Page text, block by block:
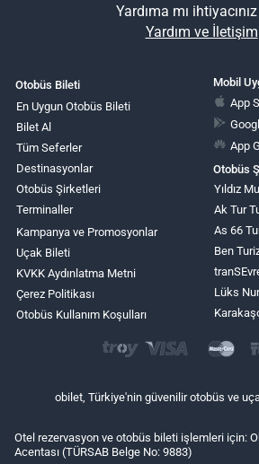
Yardıma mı
Yardım ve İletişim
Otobüs Bileti
En Uygun Otobüs Bileti
Bilet Al
Tüm Seferler
Destinasyonlar
Otobüs Şirketleri
Terminaller
Kampanya ve Promosyonlar
Uçak Bileti
KVKK Aydınlatma Metni
Çerez Politikası
Otobüs Kullanım Koşulları
Mobil
App
App
Otobüs
Yıldız
Ak Tur
As 66
Ben
Lüks
obilet, Türkiye'nin güvenilir otobüs ve
Otel rezervasyon ve otobüs bileti işlemleri için:
Acentası (TÜRSAB Belge No: 9883)